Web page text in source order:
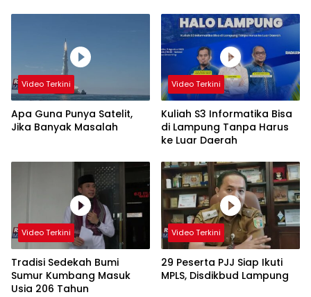
Video Terkini
Apa Guna Punya Satelit,
Jika Banyak Masalah
Video Terkini
Kuliah S3 Informatika Bisa
di Lampung Tanpa Harus
ke Luar Daerah
Video Terkini
Tradisi Sedekah Bumi
Sumur Kumbang Masuk
Usia 206 Tahun
Video Terkini
29 Peserta PJJ Siap Ikuti
MPLS, Disdikbud Lampung